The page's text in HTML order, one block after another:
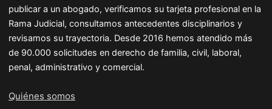
publicar a un abogado, verificamos su tarjeta profesional en la
Rama Judicial, consultamos antecedentes disciplinarios y
revisamos su trayectoria. Desde 2016 hemos atendido más
de 90.000 solicitudes en derecho de familia, civil, laboral,
penal, administrativo y comercial.
Quiénes somos